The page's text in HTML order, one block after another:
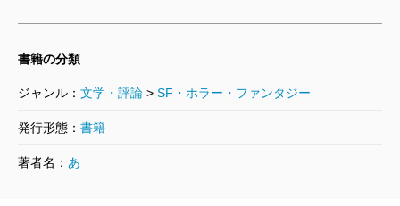
／父」を媒介（トンネル）にして、ミラー－ロス
マク夫妻とほしお－東夫妻という二組の作家夫婦
がＺ型にリンクされる物語外の構造がひそんでい
書籍の分類
ジャンル： 文学・評論 > SF・ホラー・ファンタジー
発行形態： 書籍
著者名： あ